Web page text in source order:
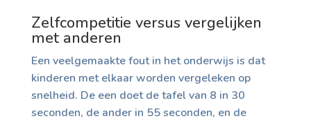
Zelfcompetitie versus vergelijken
met anderen
Een veelgemaakte fout in het onderwijs is dat
kinderen met elkaar worden vergeleken op
snelheid. De een doet de tafel van 8 in 30
seconden, de ander in 55 seconden, en de